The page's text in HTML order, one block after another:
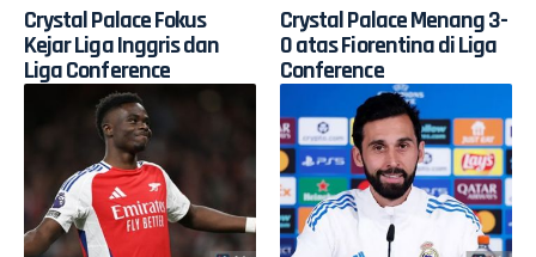
Crystal Palace Fokus
Kejar Liga Inggris dan
Liga Conference
Crystal Palace Menang 3-
0 atas Fiorentina di Liga
Conference